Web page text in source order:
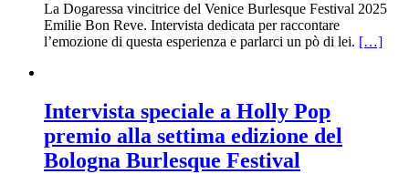
La Dogaressa vincitrice del Venice Burlesque Festival 2025
Emilie Bon Reve. Intervista dedicata per raccontare
l’emozione di questa esperienza e parlarci un pò di lei. […]
Intervista speciale a Holly Pop
premio alla settima edizione del
Bologna Burlesque Festival